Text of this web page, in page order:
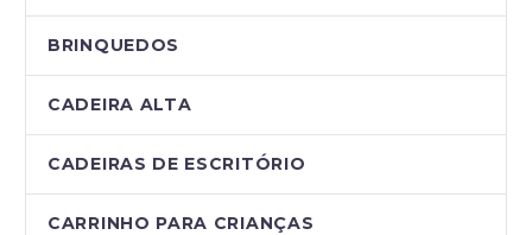
BRINQUEDOS
CADEIRA ALTA
CADEIRAS DE ESCRITÓRIO
CARRINHO PARA CRIANÇAS